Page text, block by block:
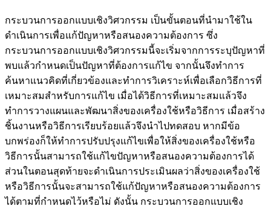
กระบวนการออกแบบเชิงวิศวกรรม เป็นขั้นตอนที่นำมาใช้ใน
ดำเนินการเพื่อแก้ปัญหาหรือสนองความต้องการ ซึ่ง
กระบวนการออกแบบเชิงวิศวกรรมนี้จะเริ่มจากการระบุปัญหาที่
พบแล้วกำหนดเป็นปัญหาที่ต้องการแก้ไข จากนั้นจึงทำการ
ค้นหาแนวคิดที่เกี่ยวข้องและทำการวิเคราะห์เพื่อเลือกวิธีการที่
เหมาะสมสำหรับการแก้ไข เมื่อได้วิธีการที่เหมาะสมแล้วจึง
ทำการวางแผนและพัฒนาสิ่งของเครื่องใช้หรือวิธีการ เมื่อสร้าง
ชิ้นงานหรือวิธีการเรียบร้อยแล้วจึงนำไปทดสอบ หากมีข้อ
บกพร่องก็ให้ทำการปรับปรุงแก้ไขเพื่อให้สิ่งของเครื่องใช้หรือ
วิธีการนั้นสามารถใช้แก้ไขปัญหาหรือสนองความต้องการได้
ส่วนในตอนสุดท้ายจะดำเนินการประเมินผลว่าสิ่งของเครื่องใช้
หรือวิธีการนั้นจะสามารถใช้แก้ปัญหาหรือสนองความต้องการ
ได้ตามที่กำหนดไว้หรือไม่ ดังนั้น กระบวนการออกแบบเชิง